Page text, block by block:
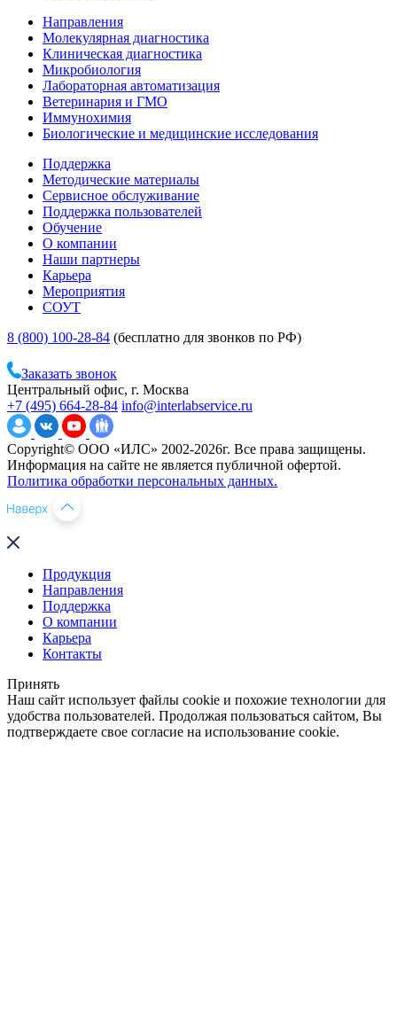
Направления
Молекулярная диагностика
Клиническая диагностика
Микробиология
Лабораторная автоматизация
Ветеринария и ГМО
Иммунохимия
Биологические и медицинские исследования
Поддержка
Методические материалы
Сервисное обслуживание
Поддержка пользователей
Обучение
О компании
Наши партнеры
Карьера
Мероприятия
СОУТ
8 (800) 100-28-84 (бесплатно для звонков по РФ)
Заказать звонок
Центральный офис, г. Москва
+7 (495) 664-28-84 info@interlabservice.ru
Copyright© ООО «ИЛС» 2002-2026г. Все права защищены.
Информация на сайте не является публичной офертой.
Политика обработки персональных данных.
Продукция
Направления
Поддержка
О компании
Карьера
Контакты
Принять
Наш сайт использует файлы cookie и похожие технологии для
удобства пользователей. Продолжая пользоваться сайтом, Вы
подтверждаете свое согласие на использование cookie.